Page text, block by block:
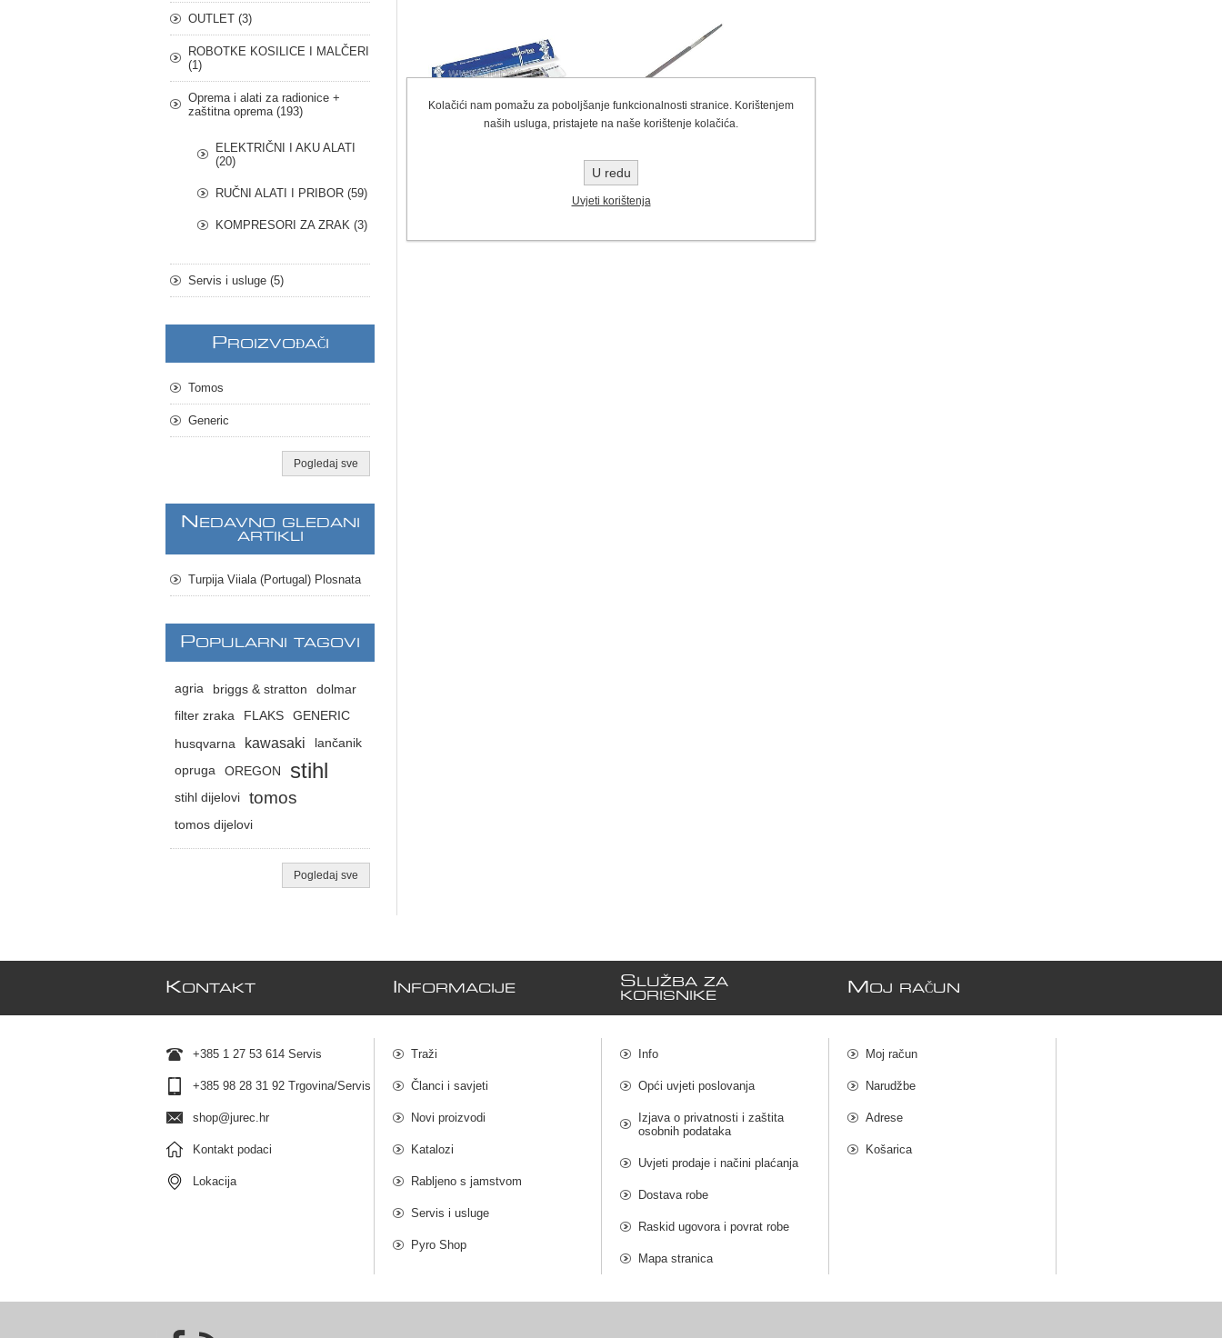
Turpija za lanac 5,0
mm
€2,70
OUTLET (3)
ROBOTKE KOSILICE I MALČERI
(1)
Oprema i alati za radionice +
zaštitna oprema (193)
ELEKTRIČNI I AKU ALATI
(20)
RUČNI ALATI I PRIBOR (59)
KOMPRESORI ZA ZRAK (3)
Servis i usluge (5)
PROIZVOĐAČI
Tomos
Generic
Pogledaj sve
N EDAVNO GLEDANI
ARTIKLI
Turpija Viiala (Portugal) Plosnata
POPULARNI TAGOVI
agria briggs & stratton dolmar
filter zraka FLAKS GENERIC
husqvarna kawasaki
lančanik
opruga
OREGON stihl
stihl dijelovi tomos
tomos dijelovi
Pogledaj sve
KONTAKT
+385 1 27 53 614 Servis
+385 98 28 31 92 Trgovina/Servis
shop@jurec.hr
Kontakt podaci
Lokacija
NFORMACIJE
Traži
Članci i savjeti
Novi proizvodi
Katalozi
Rabljeno s jamstvom
Servis i usluge
Pyro Shop
S LUŽBA ZA
KORISNIKE
Info
Opći uvjeti poslovanja
Izjava o privatnosti i zaštita
osobnih podataka
Uvjeti prodaje i načini plaćanja
Dostava robe
Raskid ugovora i povrat robe
Mapa stranica
M OJ RAČUN
Moj račun
Narudžbe
Adrese
Košarica
Kolačići nam pomažu za poboljšanje funkcionalnosti stranice. Korištenjem
naših usluga, pristajete na naše korištenje kolačića.
U redu
Uvjeti korištenja